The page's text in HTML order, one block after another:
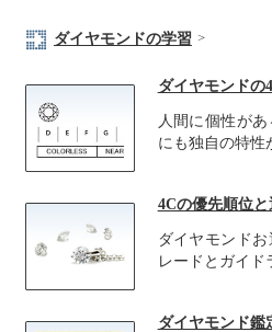
ダイヤモンドの学習
ダイヤモンドの
人間に個性が
にも独自の特性
4Cの優先順位
ダイヤモンド
レードとガイド
ダイヤモンド鑑